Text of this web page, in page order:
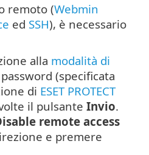
remoto (Webmin
ed SSH), è necessario
alla modalità di
(specificata
di ESET PROTECT
il pulsante Invio.
remote access
e premere